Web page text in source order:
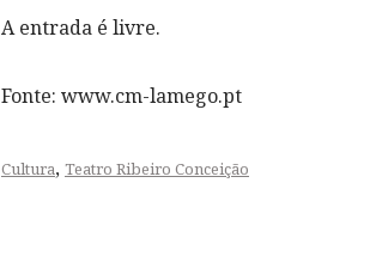
A entrada é livre.
Fonte: www.cm-lamego.pt
Cultura, Teatro Ribeiro Conceição